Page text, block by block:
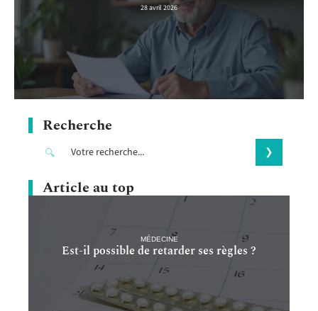
28 avril 2026
Recherche
Article au top
MÉDECINE
Est-il possible de retarder ses règles ?